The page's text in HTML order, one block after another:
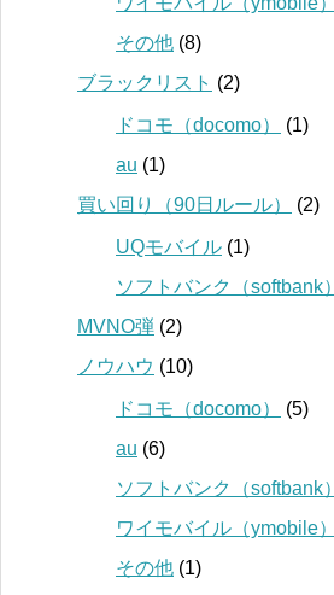
その他 (8)
ブラックリスト (2)
ドコモ（docomo）
(1)
au (1)
買い回り（90日ルール）
(2)
UQモバイル (1)
ソフトバンク（softbank）
MVNO弾 (2)
ノウハウ (10)
ドコモ（docomo）
(5)
au (6)
ソフトバンク（softbank）
ワイモバイル（ymobile）
その他 (1)